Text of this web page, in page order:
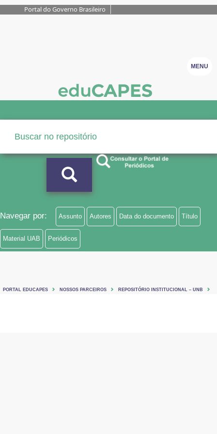
Portal do Governo Brasileiro
MENU
Navegar por: Assunto Autores Data do documento Título
Material UAB Periódicos
PORTAL EDUCAPES NOSSOS PARCEIROS REPOSITÓRIO INSTITUCIONAL – UNB